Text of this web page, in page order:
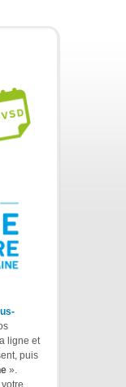
ligne et
puis
».